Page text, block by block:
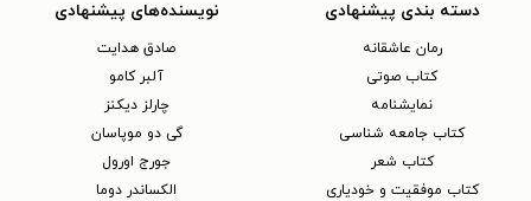
دسته بندی پیشنهادی
رمان عاشقانه
کتاب‌ صوتی
نمایشنامه
کتاب جامعه شناسی
کتاب شعر
کتاب موفقیت و خودیاری
نویسنده‌های پیشنهادی
صادق هدایت
آلبر کامو
چارلز دیکنز
گی دو موپاسان
جورج اورول
الکساندر دوما